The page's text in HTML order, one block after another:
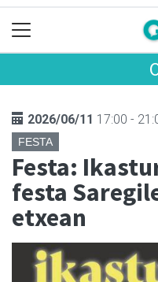
2026/06/11 17:00 -
FESTA
Festa:
festa
etxean